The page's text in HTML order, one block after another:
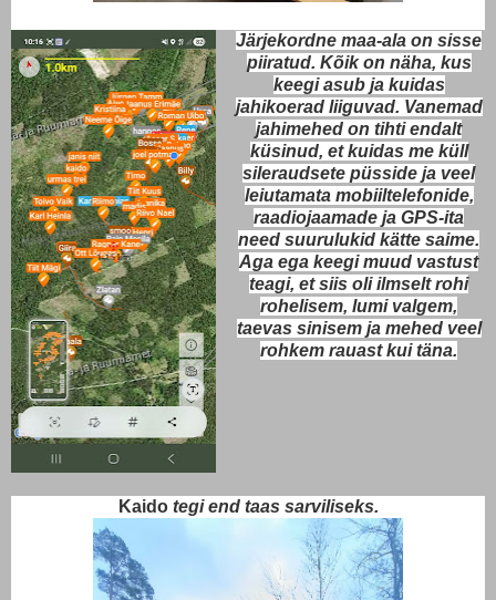
Järjekordne maa-ala on sisse
piiratud. Kõik on näha, kus
keegi asub ja kuidas
jahikoerad liiguvad. Vanemad
jahimehed on tihti endalt
küsinud, et kuidas me küll
sileraudsete püsside ja veel
leiutamata mobiiltelefonide,
raadiojaamade ja GPS-ita
need suurulukid kätte saime.
Aga ega keegi muud vastust
teagi, et siis oli ilmselt rohi
rohelisem, lumi valgem,
taevas sinisem ja mehed veel
rohkem rauast kui täna.
Kaido tegi end taas sarviliseks.